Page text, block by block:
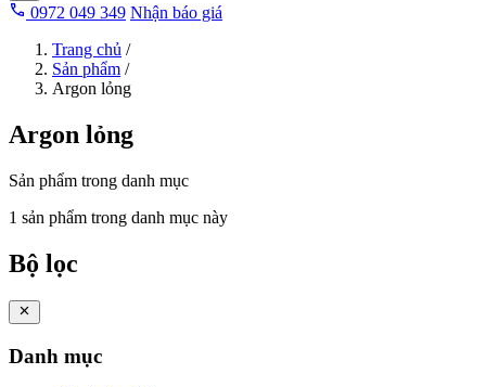
0972 049 349 Nhận báo giá
Trang chủ /
Sản phẩm /
Argon lỏng
Argon lỏng
Sản phẩm trong danh mục
1 sản phẩm trong danh mục này
Bộ lọc
Danh mục